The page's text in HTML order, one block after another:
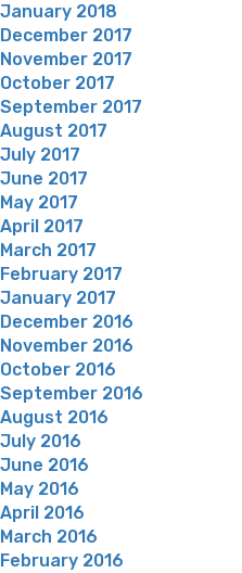
January 2018
December 2017
November 2017
October 2017
September 2017
August 2017
July 2017
June 2017
May 2017
April 2017
March 2017
February 2017
January 2017
December 2016
November 2016
October 2016
September 2016
August 2016
July 2016
June 2016
May 2016
April 2016
March 2016
February 2016